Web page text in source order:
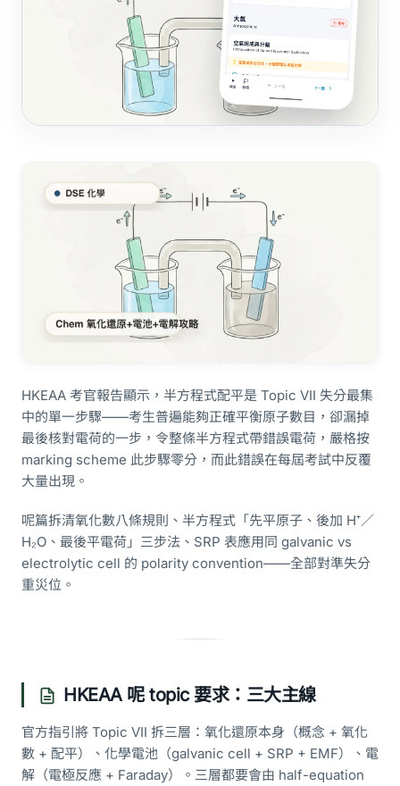
HKEAA 考官報告顯示，半方程式配平是 Topic VII 失分最集
中的單一步驟——考生普遍能夠正確平衡原子數目，卻漏掉
最後核對電荷的一步，令整條半方程式帶錯誤電荷，嚴格按
marking scheme 此步驟零分，而此錯誤在每屆考試中反覆
大量出現。
呢篇拆清氧化數八條規則、半方程式「先平原子、後加 H⁺／
H₂O、最後平電荷」三步法、SRP 表應用同 galvanic vs
electrolytic cell 的 polarity convention——全部對準失分
重災位。
HKEAA 呢 topic 要求：三大主線
官方指引將 Topic VII 拆三層：氧化還原本身（概念 + 氧化
數 + 配平）、化學電池（galvanic cell + SRP + EMF）、電
解（電極反應 + Faraday）。三層都要會由 half-equation